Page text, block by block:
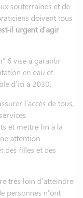
souterraines et de
doivent tous
il urgent d’agir
6 vise à garantir
en eau et
d’ici à 2030.
l’accès de tous,
et mettre fin à la
attention
des filles et des
très loin d’atteindre
personnes n’ont